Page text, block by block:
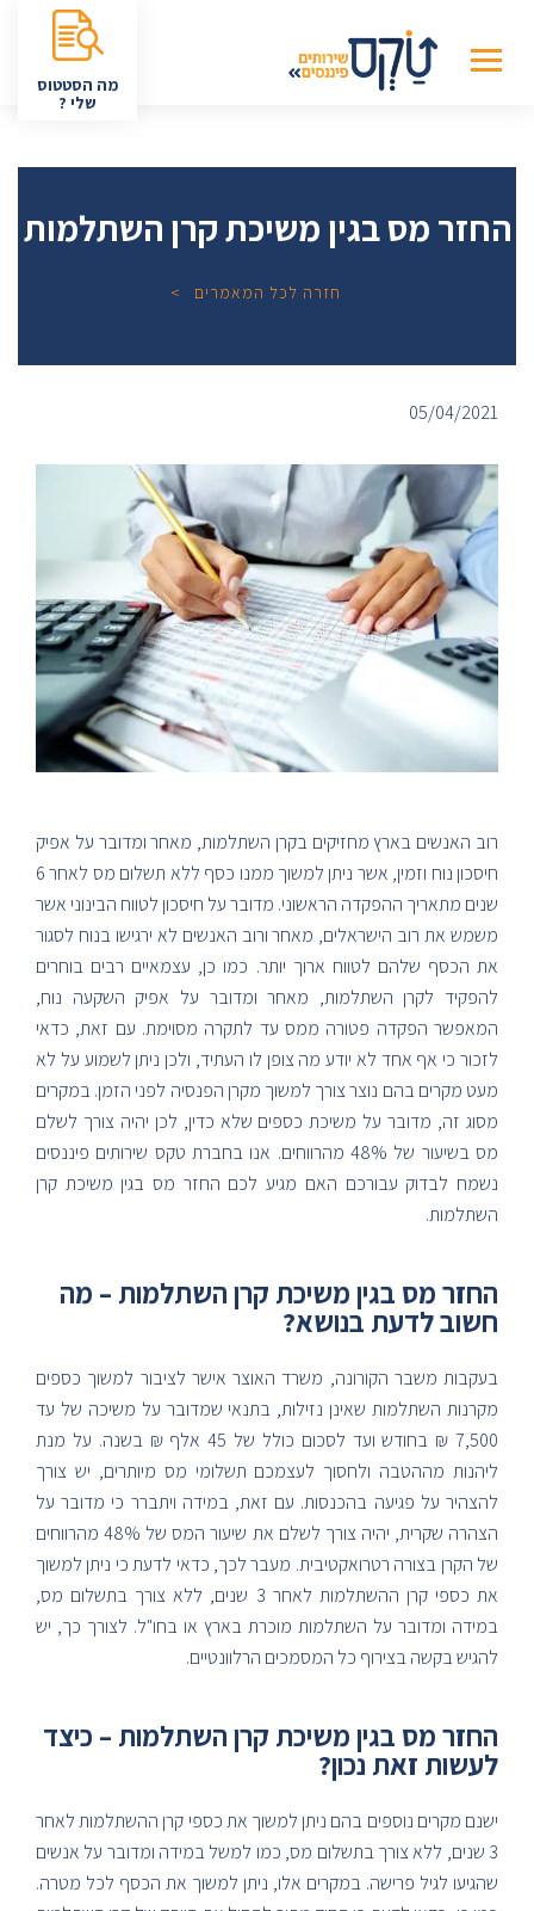
מה הסטטוס
שלי ?
החזר מס בגין משיכת קרן השתלמות
חזרה לכל המאמרים
05/04/2021
רוב האנשים בארץ מחזיקים בקרן השתלמות, מאחר ומדובר על אפיק
חיסכון נוח וזמין, אשר ניתן למשוך ממנו כסף ללא תשלום מס לאחר 6
שנים מתאריך ההפקדה הראשוני. מדובר על חיסכון לטווח הבינוני אשר
משמש את רוב הישראלים, מאחר ורוב האנשים לא ירגישו בנוח לסגור
את הכסף שלהם לטווח ארוך יותר. כמו כן, עצמאיים רבים בוחרים
להפקיד לקרן השתלמות, מאחר ומדובר על אפיק השקעה נוח,
המאפשר הפקדה פטורה ממס עד לתקרה מסוימת. עם זאת, כדאי
לזכור כי אף אחד לא יודע מה צופן לו העתיד, ולכן ניתן לשמוע על לא
מעט מקרים בהם נוצר צורך למשוך מקרן הפנסיה לפני הזמן. במקרים
מסוג זה, מדובר על משיכת כספים שלא כדין, לכן יהיה צורך לשלם
מס בשיעור של 48% מהרווחים. אנו בחברת טקס שירותים פיננסים
נשמח לבדוק עבורכם האם מגיע לכם החזר מס בגין משיכת קרן
השתלמות.
החזר מס בגין משיכת קרן השתלמות – מה
חשוב לדעת בנושא?
בעקבות משבר הקורונה, משרד האוצר אישר לציבור למשוך כספים
מקרנות השתלמות שאינן נזילות, בתנאי שמדובר על משיכה של עד
7,500 ₪ בחודש ועד לסכום כולל של 45 אלף ₪ בשנה. על מנת
ליהנות מההטבה ולחסוך לעצמכם תשלומי מס מיותרים, יש צורך
להצהיר על פגיעה בהכנסות. עם זאת, במידה ויתברר כי מדובר על
הצהרה שקרית, יהיה צורך לשלם את שיעור המס של 48% מהרווחים
של הקרן בצורה רטרואקטיבית. מעבר לכך, כדאי לדעת כי ניתן למשוך
את כספי קרן ההשתלמות לאחר 3 שנים, ללא צורך בתשלום מס,
במידה ומדובר על השתלמות מוכרת בארץ או בחו"ל. לצורך כך, יש
להגיש בקשה בצירוף כל המסמכים הרלוונטיים.
החזר מס בגין משיכת קרן השתלמות – כיצד
לעשות זאת נכון?
ישנם מקרים נוספים בהם ניתן למשוך את כספי קרן ההשתלמות לאחר
3 שנים, ללא צורך בתשלום מס, כמו למשל במידה ומדובר על אנשים
שהגיעו לגיל פרישה. במקרים אלו, ניתן למשוך את הכסף לכל מטרה.